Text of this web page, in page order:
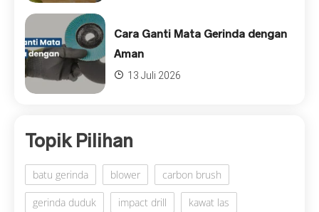
Cara Ganti Mata Gerinda dengan
Aman
13 Juli 2026
Topik Pilihan
batu gerinda blower carbon brush
gerinda duduk impact drill kawat las